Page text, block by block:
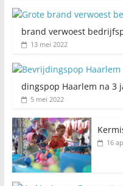
brand verwoest
13 mei 2022
dingspop Haarlem na 3
5 mei 2022
16